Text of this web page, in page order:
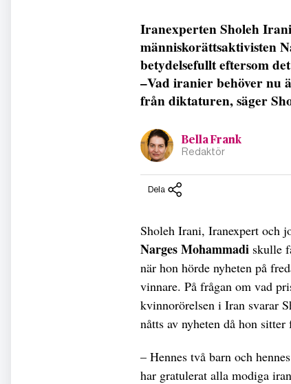
Iranexperten Sholeh
människorättsaktivisten
betydelsefullt eftersom
–Vad iranier behöver nu
från diktaturen, säger
Bella Frank
Redaktör
Dela
Sholeh Irani, Iranexpert och
Narges Mohammadi skulle
när hon hörde nyheten på
vinnare. På frågan om vad
kvinnorörelsen i Iran svarar
nåtts av nyheten då hon
– Hennes två barn och
har gratulerat alla modiga